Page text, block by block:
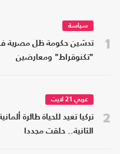
1
سياسة
تدشين حكومة ظل مصرية
"تكنوقراط" ومعارضين
2
عربي 21 لايت
تركيا تعيد للحياة طائرة
الثانية.. حلقت مجددا